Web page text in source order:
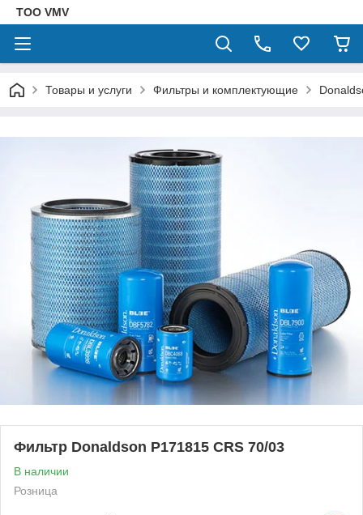
ТОО VMV
Товары и услуги Фильтры и комплектующие
Фильтр Donaldson P171815 CRS 70/03
В наличии
Розница